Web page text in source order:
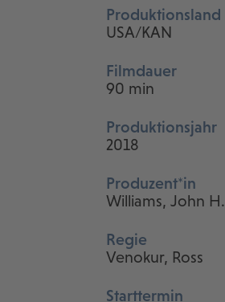
Produktionsland
USA/KAN
Filmdauer
90 min
Produktionsjahr
2018
Produzent*in
Williams, John H.
Regie
Venokur, Ross
Starttermin